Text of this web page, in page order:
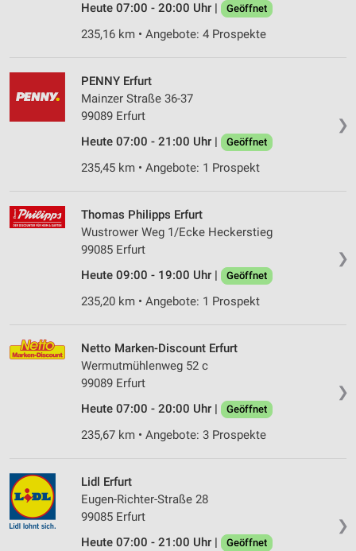
Heute 07:00 - 20:00 Uhr |
Geöffnet
235,16 km • Angebote: 4 Prospekte
❯
PENNY Erfurt
Mainzer Straße 36-37
99089 Erfurt
Heute 07:00 - 21:00 Uhr |
Geöffnet
235,45 km • Angebote: 1 Prospekt
❯
Thomas Philipps Erfurt
Wustrower Weg 1/Ecke Heckerstieg
99085 Erfurt
Heute 09:00 - 19:00 Uhr |
Geöffnet
235,20 km • Angebote: 1 Prospekt
❯
Netto Marken-Discount Erfurt
Wermutmühlenweg 52 c
99089 Erfurt
Heute 07:00 - 20:00 Uhr |
Geöffnet
235,67 km • Angebote: 3 Prospekte
❯
Lidl Erfurt
Eugen-Richter-Straße 28
99085 Erfurt
Heute 07:00 - 21:00 Uhr |
Geöffnet